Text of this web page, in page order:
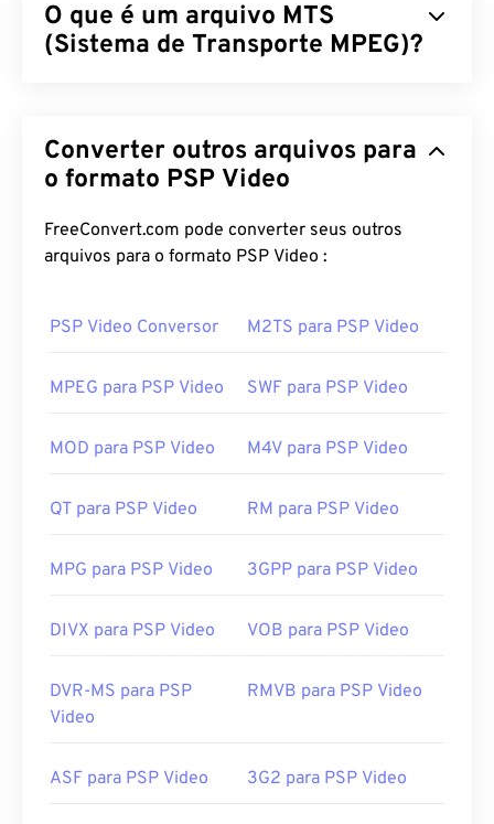
O que é um arquivo MTS
(Sistema de Transporte MPEG)?
produzem ao capturar vídeo e áudio.A Sonyea
Panasonicdesenvolveram o MTS, mas
MTS. Esse tipo de arquivo também é compatível
comBlu-ray, e outra designação para MTS é
Como abrir um arquivo MTS?
MTS é um tipo de arquivo padrão e comum para
qualquer sistema operacional, incluindo
permitem a reprodução de MTS sãoo Windows
media player.
torna difíceis de gerenciar e armazenar. Para
para MP4.O Cnet.com
lista diversas opções de
conversores de arquivos para download.
Lançamento inicial:2006
Converter outros arquivos para
o formato PSP Video
FreeConvert.com pode converter seus outros
arquivos para o formato PSP Video :
PSP Video Conversor M2TS para PSP Video
MPEG para PSP Video SWF para PSP Video
MOD para PSP Video M4V para PSP Video
QT para PSP Video RM para PSP Video
MPG para PSP Video 3GPP para PSP Video
DIVX para PSP Video VOB para PSP Video
DVR-MS para PSP
Video
RMVB para PSP Video
ASF para PSP Video 3G2 para PSP Video